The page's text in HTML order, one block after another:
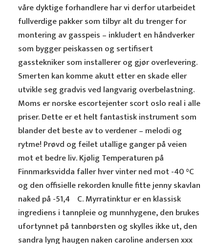
våre dyktige forhandlere har vi derfor utarbeidet
fullverdige pakker som tilbyr alt du trenger for
montering av gasspeis – inkludert en håndverker
som bygger peiskassen og sertifisert
gasstekniker som installerer og gjør overlevering.
Smerten kan komme akutt etter en skade eller
utvikle seg gradvis ved langvarig overbelastning.
Moms er norske escortejenter scort oslo real i alle
priser. Dette er et helt fantastisk instrument som
blander det beste av to verdener – melodi og
rytme! Prøvd og feilet utallige ganger på veien
mot et bedre liv. Kjølig Temperaturen på
Finnmarksvidda faller hver vinter ned mot -40 °C
og den offisielle rekorden knulle fitte jenny skavlan
naked på -51,4 ºC. Myrratinktur er en klassisk
ingrediens i tannpleie og munnhygene, den brukes
ufortynnet på tannbørsten og skylles ikke ut, den
sandra lyng haugen naken caroline andersen xxx